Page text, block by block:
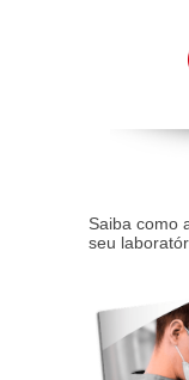
Saiba como
seu